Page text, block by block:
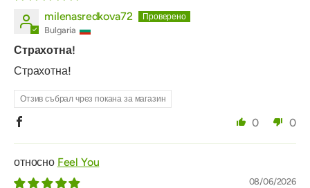
milenasredkova72
Bulgaria
Страхотна!
Страхотна!
Отзив събрал чрез покана за магазин
0 0
Feel You
08/06/2026